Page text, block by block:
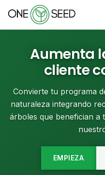
Aumenta
cliente
Convierte tu programa
naturaleza integrando
árboles que benefician a
EMPIEZA